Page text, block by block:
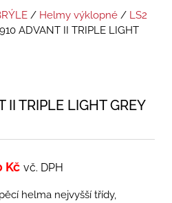
/ Helmy výklopné / LS2
ADVANT II TRIPLE LIGHT
II TRIPLE LIGHT GREY
Kč vč. DPH
helma nejvyšší třídy,